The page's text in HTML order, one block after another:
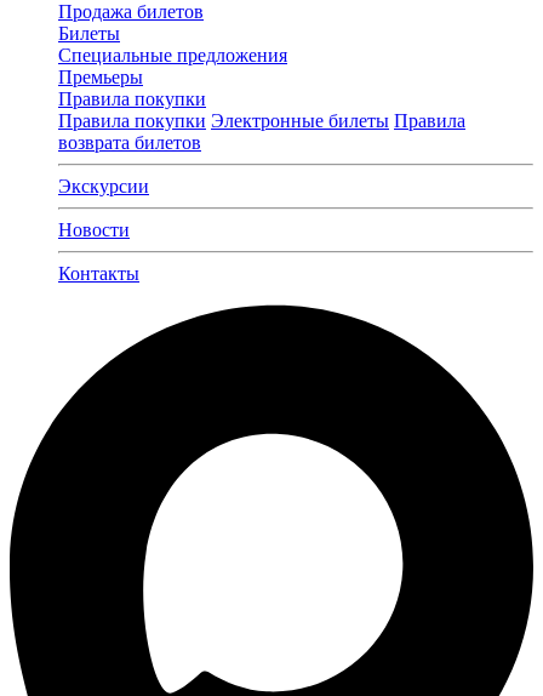
Продажа билетов
Билеты
Специальные предложения
Премьеры
Правила покупки
Правила покупки Электронные билеты Правила
возврата билетов
Экскурсии
Новости
Контакты